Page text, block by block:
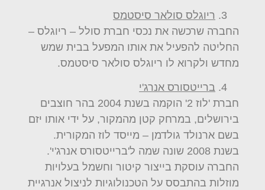
ריוגלס סולאר סיסטמס
החברה שרכשה את נכסי חברת סולל – ריוגלס –
החליטה להפעיל את אותו המפעל בבית שמש
מחדש ולקרוא לו ריוגלס סולאר סיסטמס.
ברייטסורס אנרג'י
חברת 'לוז 2' הוקמה בשנת 2004 בהר חוצבים
בירושלים, במרחק קטן מהמקור, על ידי אותו יזם
בשם ארנולד גולדמן – מייסד לוז המקורית.
בשנת 2008 שונה שמה ל'ברייטסורס אנרג'י'.
החברה עוסקת בייצור קיטור וחשמל בעלויות
מוזלות בהתבסס על הטכנולוגיות לניצול אנרגיית